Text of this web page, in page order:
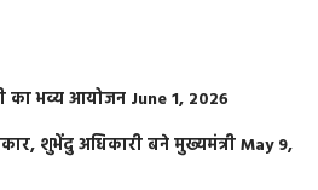
का भव्य आयोजन June 1, 2026
शुभेंदु अधिकारी बने मुख्यमंत्रीMay 9,